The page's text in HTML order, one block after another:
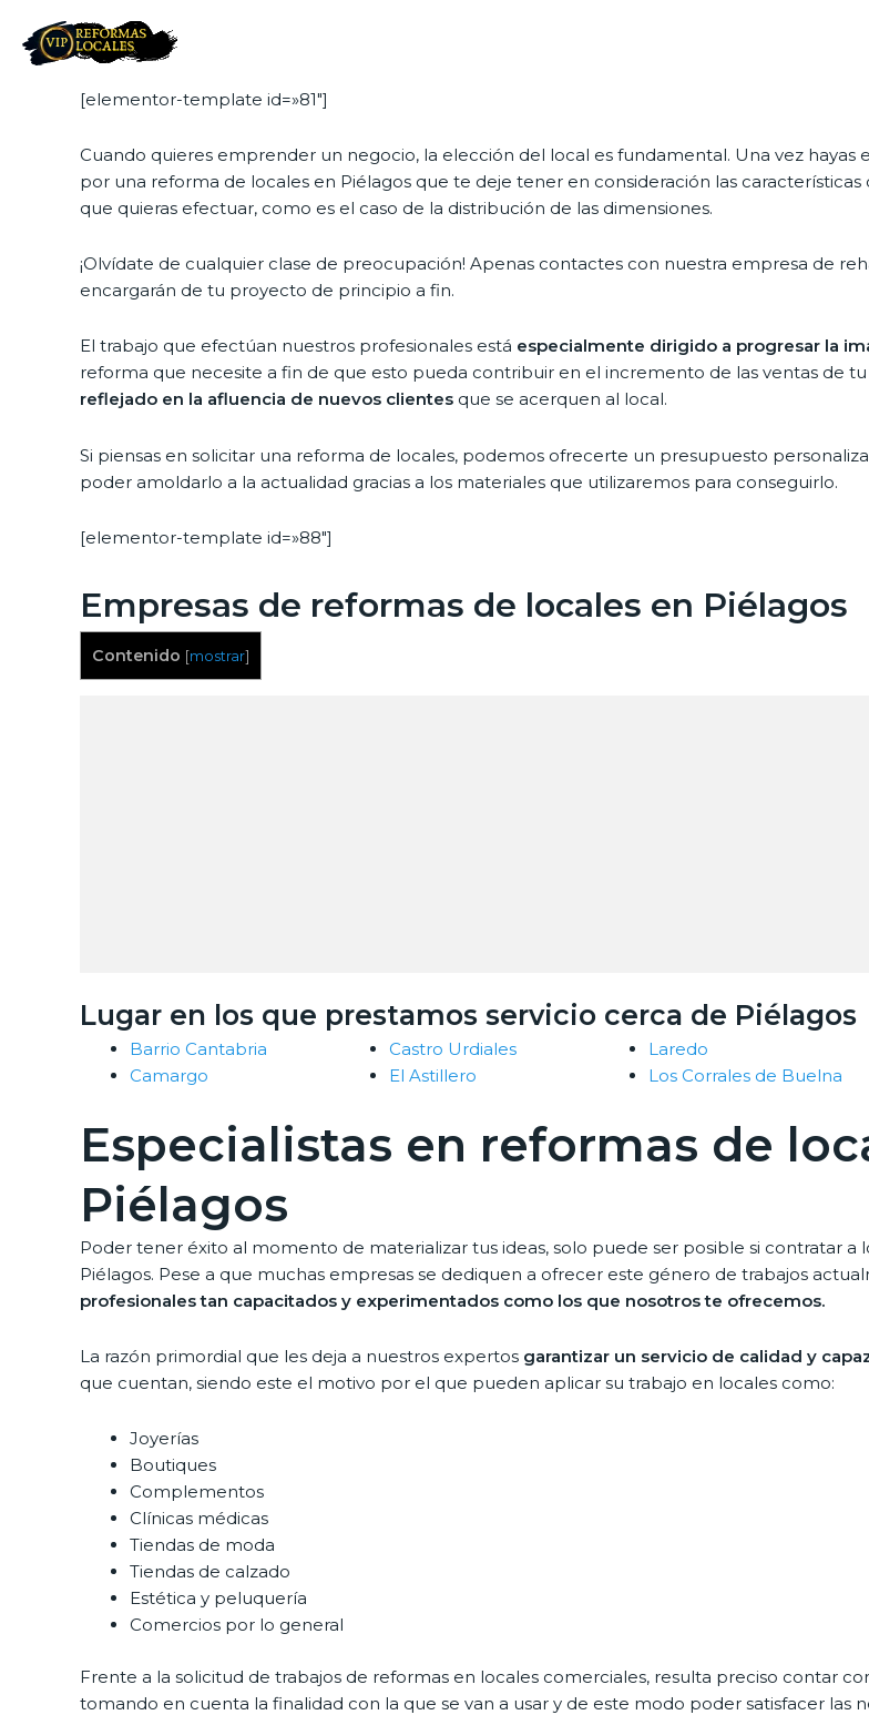
[elementor-template id=»81″]
Cuando quieres emprender un negocio, la elección del local es fundamental. Una vez
por una reforma de locales en Piélagos que te deje tener en consideración las
que quieras efectuar, como es el caso de la distribución de las dimensiones.
¡Olvídate de cualquier clase de preocupación! Apenas contactes con nuestra empresa de
encargarán de tu proyecto de principio a fin.
El trabajo que efectúan nuestros profesionales está especialmente dirigido a progresar la
reforma que necesite a fin de que esto pueda contribuir en el incremento de las ventas de
reflejado en la afluencia de nuevos clientes que se acerquen al local.
Si piensas en solicitar una reforma de locales, podemos ofrecerte un presupuesto
poder amoldarlo a la actualidad gracias a los materiales que utilizaremos para conseguirlo.
[elementor-template id=»88″]
Empresas de reformas de locales en Piélagos
Contenido [mostrar]
Lugar en los que prestamos servicio cerca de Piélagos
Barrio Cantabria
Camargo
Castro Urdiales
El Astillero
Laredo
Los Corrales de Buelna
Especialistas en reformas de
Piélagos
Poder tener éxito al momento de materializar tus ideas, solo puede ser posible si contratar
Piélagos. Pese a que muchas empresas se dediquen a ofrecer este género de trabajos
profesionales tan capacitados y experimentados como los que nosotros te ofrecemos.
La razón primordial que les deja a nuestros expertos garantizar un servicio de calidad y
que cuentan, siendo este el motivo por el que pueden aplicar su trabajo en locales como:
Joyerías
Boutiques
Complementos
Clínicas médicas
Tiendas de moda
Tiendas de calzado
Estética y peluquería
Comercios por lo general
Frente a la solicitud de trabajos de reformas en locales comerciales, resulta preciso contar
tomando en cuenta la finalidad con la que se van a usar y de este modo poder satisfacer las